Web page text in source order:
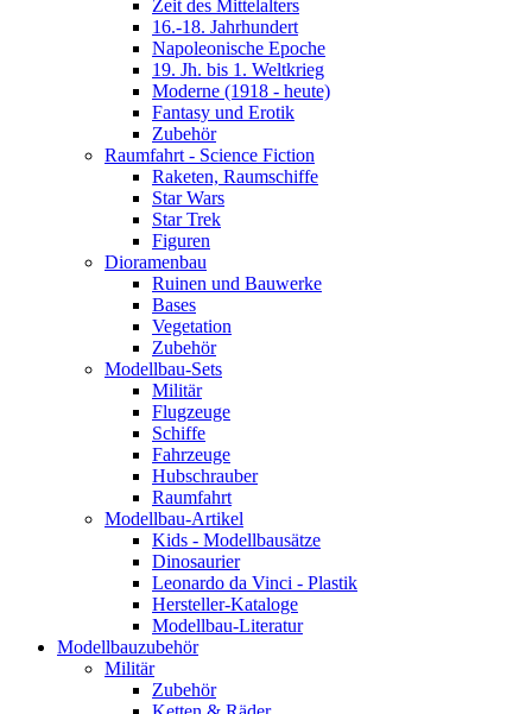
Zeit des Mittelalters
16.-18. Jahrhundert
Napoleonische Epoche
19. Jh. bis 1. Weltkrieg
Moderne (1918 - heute)
Fantasy und Erotik
Zubehör
Raumfahrt - Science Fiction
Raketen, Raumschiffe
Star Wars
Star Trek
Figuren
Dioramenbau
Ruinen und Bauwerke
Bases
Vegetation
Zubehör
Modellbau-Sets
Militär
Flugzeuge
Schiffe
Fahrzeuge
Hubschrauber
Raumfahrt
Modellbau-Artikel
Kids - Modellbausätze
Dinosaurier
Leonardo da Vinci - Plastik
Hersteller-Kataloge
Modellbau-Literatur
Modellbauzubehör
Militär
Zubehör